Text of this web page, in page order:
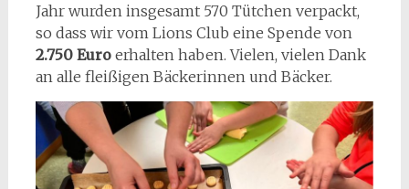
Jahr wurden insgesamt 570 Tütchen verpackt,
so dass wir vom Lions Club eine Spende von
2.750 Euroerhalten haben. Vielen, vielen Dank
an alle fleißigen Bäckerinnen und Bäcker.